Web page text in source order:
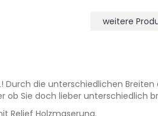
weitere
Durch die unterschiedlichen
Sie doch lieber unterschiedlich
Relief Holzmaserung.